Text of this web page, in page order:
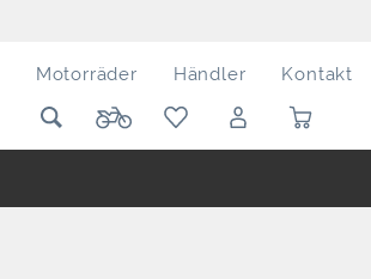
Motorräder Händler Kontakt